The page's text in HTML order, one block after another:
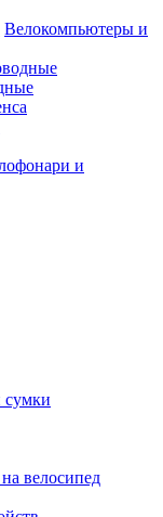
Велокомпьютеры и
и
сумки
велосипед